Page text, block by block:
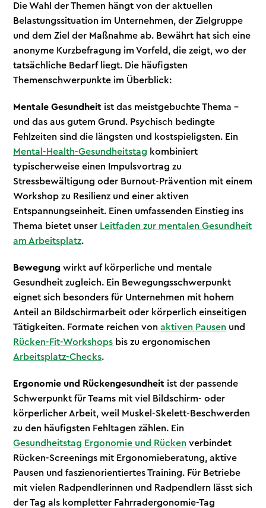
Die Wahl der Themen hängt von der aktuellen
Belastungssituation im Unternehmen, der Zielgruppe
und dem Ziel der Maßnahme ab. Bewährt hat sich eine
anonyme Kurzbefragung im Vorfeld, die zeigt, wo der
tatsächliche Bedarf liegt. Die häufigsten
Themenschwerpunkte im Überblick:
Mentale Gesundheit ist das meistgebuchte Thema –
und das aus gutem Grund. Psychisch bedingte
Fehlzeiten sind die längsten und kostspieligsten. Ein
Mental-Health-Gesundheitstag kombiniert
typischerweise einen Impulsvortrag zu
Stressbewältigung oder Burnout-Prävention mit einem
Workshop zu Resilienz und einer aktiven
Entspannungseinheit. Einen umfassenden Einstieg ins
Thema bietet unser Leitfaden zur mentalen Gesundheit
am Arbeitsplatz.
Bewegung wirkt auf körperliche und mentale
Gesundheit zugleich. Ein Bewegungsschwerpunkt
eignet sich besonders für Unternehmen mit hohem
Anteil an Bildschirmarbeit oder körperlich einseitigen
Tätigkeiten. Formate reichen vonaktiven Pausen und
Rücken-Fit-Workshops bis zu ergonomischen
Arbeitsplatz-Checks.
Ergonomie und Rückengesundheit ist der passende
Schwerpunkt für Teams mit viel Bildschirm- oder
körperlicher Arbeit, weil Muskel-Skelett-Beschwerden
zu den häufigsten Fehltagen zählen. Ein
Gesundheitstag Ergonomie und Rücken verbindet
Rücken-Screenings mit Ergonomieberatung, aktive
Pausen und faszienorientiertes Training. Für Betriebe
mit vielen Radpendlerinnen und Radpendlern lässt sich
der Tag als kompletter Fahrradergonomie-Tag